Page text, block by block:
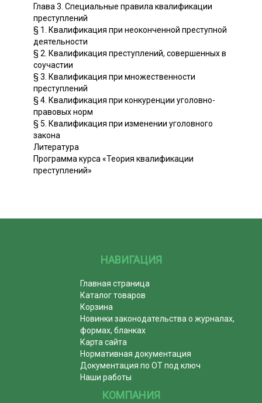
Глава 3. Специальные правила квалификации
преступлений
§ 1. Квалификация при неоконченной преступной
деятельности
§ 2. Квалификация преступлений, совершенных в
соучастии
§ 3. Квалификация при множественности
преступлений
§ 4. Квалификация при конкуренции уголовно-
правовых норм
§ 5. Квалификация при изменении уголовного
закона
Литература
Программа курса «Теория квалификации
преступлений»
НАВИГАЦИЯ
Главная страница
Каталог товаров
Корзина
Новинки законодательства о журналах,
формах, бланках
Карта сайта
Нормативная документация
Документация по ОТ под ключ
Наши работы
КОМПАНИЯ